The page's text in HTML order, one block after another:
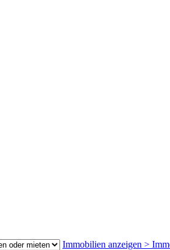
Immobilien anzeigen >